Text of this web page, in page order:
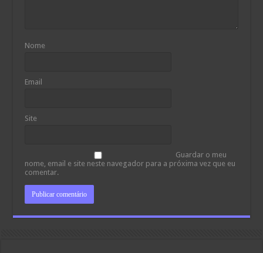
Nome
Email
Site
Guardar o meu
nome, email e site neste navegador para a próxima vez que eu
comentar.